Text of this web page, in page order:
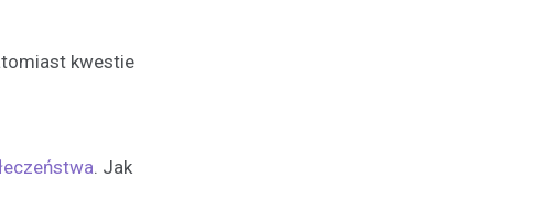
kwestie
. Jak